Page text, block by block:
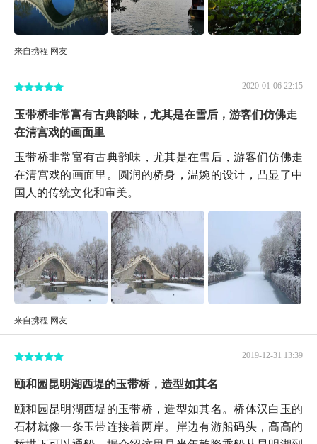
来自携程 网友
2020-01-06 22:15
玉带桥非常富有古典韵味，尤其是在雪后，游客们仿佛走
在清宫戏的画面里
玉带桥非常富有古典韵味，尤其是在雪后，游客们仿佛走
在清宫戏的画面里。圆润的桥身，温婉的设计，凸显了中
国人的传统文化和审美。
来自携程 网友
2019-12-31 13:39
颐和园昆明湖西堤的玉带桥，造型如其名
颐和园昆明湖西堤的玉带桥，造型如其名。桥体汉白玉的
石材就像一条玉带连接着两岸。岸边有游船码头，高高的